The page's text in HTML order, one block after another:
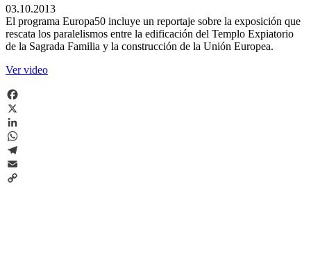
03.10.2013
El programa Europa50 incluye un reportaje sobre la exposición que
rescata los paralelismos entre la edificación del Templo Expiatorio
de la Sagrada Familia y la construcción de la Unión Europea.
Ver video
Facebook
X
LinkedIn
WhatsApp
Telegram
Email